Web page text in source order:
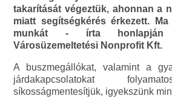
takarítását végeztük, ahonnan a
miatt segítségkérés érkezett.
munkát - írta honlapján
Városüzemeltetési Nonprofit Kft.
A buszmegállókat, valamint a
járdakapcsolatokat
síkosságmentesítjük, igyekszünk